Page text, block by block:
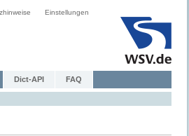
Einstellungen
Dict-API FAQ